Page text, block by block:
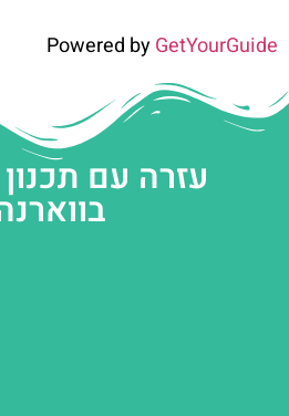
Powered byGetYourGuide
עזרה עם